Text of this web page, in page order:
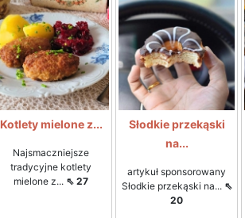
Kotlety mielone z...
Najsmaczniejsze
tradycyjne kotlety
mielone z... ⇖ 27
Słodkie przekąski
na...
artykuł sponsorowany
Słodkie przekąski na... ⇖
20